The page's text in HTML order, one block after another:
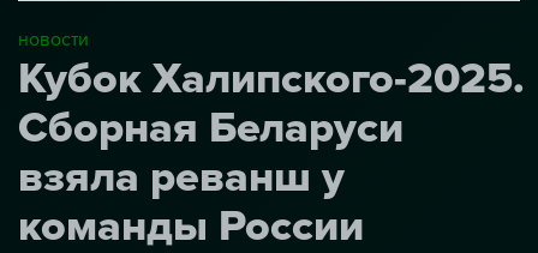
новости
Кубок Халипского-2025.
Сборная Беларуси
взяла реванш у
команды России